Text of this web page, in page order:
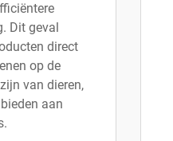
Dit geval
direct
op de
van dieren,
aan